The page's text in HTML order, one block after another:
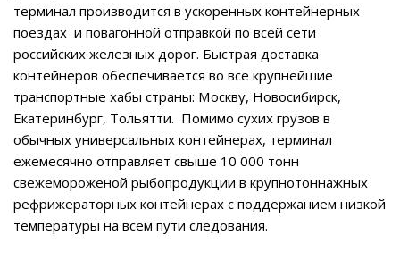
терминал производится в ускоренных контейнерных
поездах и повагонной отправкой по всей сети
российских железных дорог. Быстрая доставка
контейнеров обеспечивается во все крупнейшие
транспортные хабы страны: Москву, Новосибирск,
Екатеринбург, Тольятти. Помимо сухих грузов в
обычных универсальных контейнерах, терминал
ежемесячно отправляет свыше 10 000 тонн
свежемороженой рыбопродукции в крупнотоннажных
рефрижераторных контейнерах с поддержанием низкой
температуры на всем пути следования.